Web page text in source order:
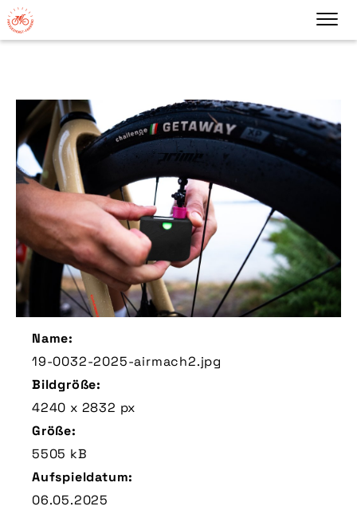
Name:
19-0032-2025-airmach2.jpg
Bildgröße:
4240 x 2832 px
Größe:
5505 kB
Aufspieldatum:
06.05.2025